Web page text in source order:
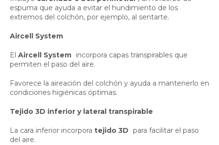
espuma que ayuda a evitar el hundimiento de los
extremos del colchón, por ejemplo, al sentarte.
Aircell System
El Aircell System incorpora capas transpirables que
permiten el paso del aire.
Favorece la aireación del colchón y ayuda a mantenerlo en
condiciones higiénicas óptimas.
Tejido 3D inferior y lateral transpirable
La cara inferior incorpora tejido 3D para facilitar el paso
del aire.